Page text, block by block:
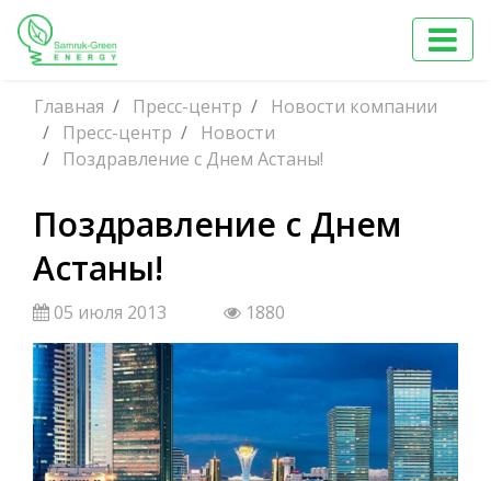
Главная Пресс-центр
Новости компании
Пресс-центр
Новости
Поздравление с Днем Астаны!
Поздравление с Днем
Астаны!
05 июля 2013 1880